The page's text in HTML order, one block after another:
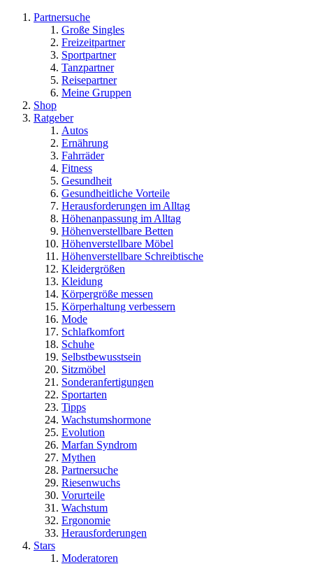
Partnersuche
Große Singles
Freizeitpartner
Sportpartner
Tanzpartner
Reisepartner
Meine Gruppen
Shop
Ratgeber
Autos
Ernährung
Fahrräder
Fitness
Gesundheit
Gesundheitliche Vorteile
Herausforderungen im Alltag
Höhenanpassung im Alltag
Höhenverstellbare Betten
Höhenverstellbare Möbel
Höhenverstellbare Schreibtische
Kleidergrößen
Kleidung
Körpergröße messen
Körperhaltung verbessern
Mode
Schlafkomfort
Schuhe
Selbstbewusstsein
Sitzmöbel
Sonderanfertigungen
Sportarten
Tipps
Wachstumshormone
Evolution
Marfan Syndrom
Mythen
Partnersuche
Riesenwuchs
Vorurteile
Wachstum
Ergonomie
Herausforderungen
Stars
Moderatoren